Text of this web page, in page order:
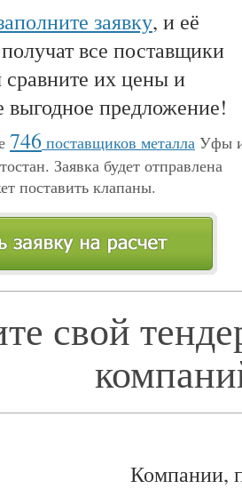
заявку, и её
все поставщики
их цены и
выгодное предложение!
746 поставщиков металла Уфы
Заявка будет отправлена
поставить клапаны.
свой
Компании,